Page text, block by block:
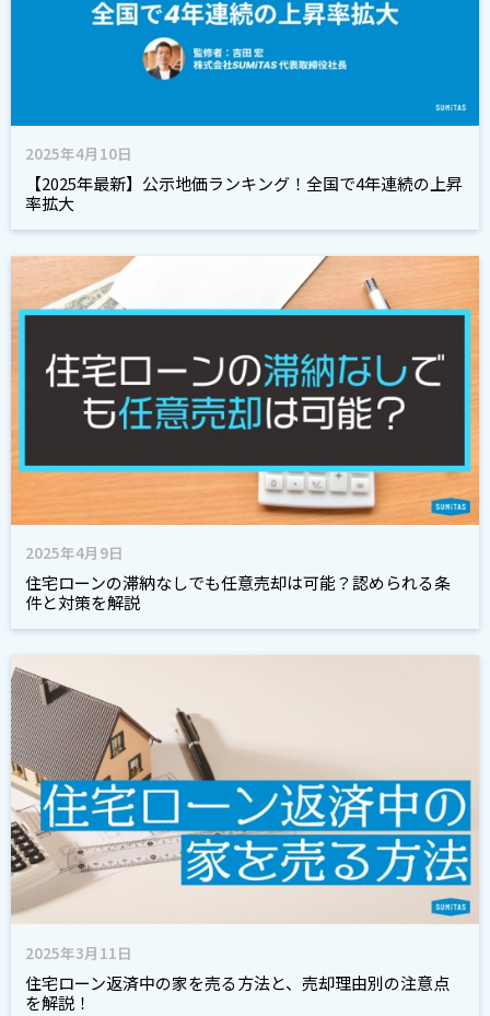
2025年4月10日
【2025年最新】公示地価ランキング！全国で4年連続の上昇
率拡大
2025年4月9日
住宅ローンの滞納なしでも任意売却は可能？認められる条
件と対策を解説
2025年3月11日
住宅ローン返済中の家を売る方法と、売却理由別の注意点
を解説！